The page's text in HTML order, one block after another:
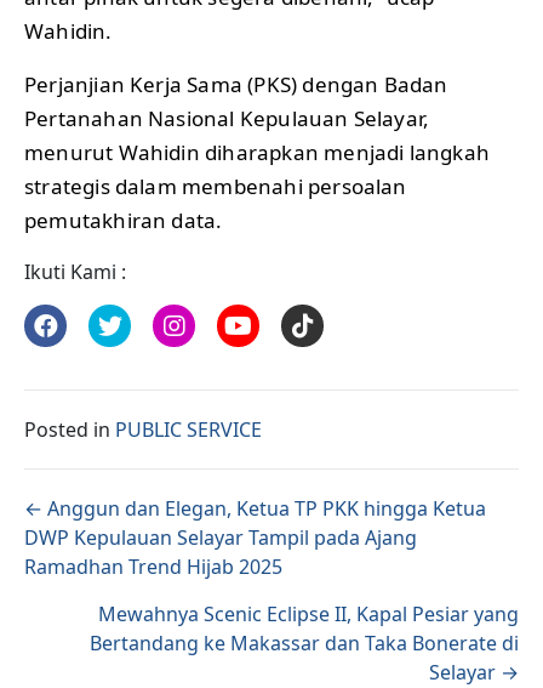
Wahidin.
Perjanjian Kerja Sama (PKS) dengan Badan
Pertanahan Nasional Kepulauan Selayar,
menurut Wahidin diharapkan menjadi langkah
strategis dalam membenahi persoalan
pemutakhiran data.
Ikuti Kami :
Posted in PUBLIC SERVICE
Posts navigation
← Anggun dan Elegan, Ketua TP PKK hingga Ketua
DWP Kepulauan Selayar Tampil pada Ajang
Ramadhan Trend Hijab 2025
Mewahnya Scenic Eclipse II, Kapal Pesiar yang
Bertandang ke Makassar dan Taka Bonerate di
Selayar →